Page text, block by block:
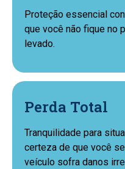
Proteção essencial
que você não fique no
levado.
Perda Total
Tranquilidade para
certeza de que você
veículo sofra danos